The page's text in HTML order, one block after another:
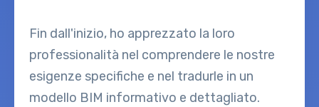
Fin dall'inizio, ho apprezzato la loro
professionalità nel comprendere le nostre
esigenze specifiche e nel tradurle in un
modello BIM informativo e dettagliato.